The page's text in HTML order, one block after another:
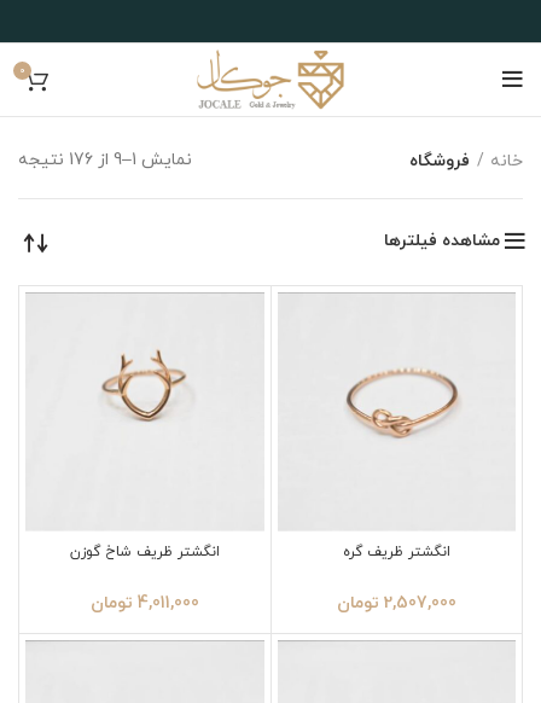
0
خانه فروشگاه نمایش 1–9 از 176 نتیجه
مشاهده فیلترها
انگشتر ظریف گره
2,507,000 تومان
انگشتر ظریف شاخ گوزن
4,011,000 تومان